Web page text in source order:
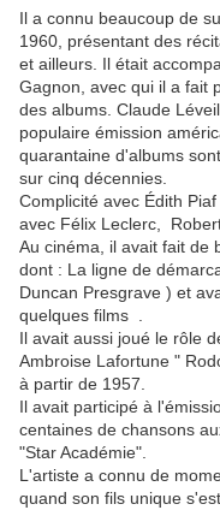
Il a connu beaucoup de
1960, présentant des
et ailleurs. Il était
Gagnon, avec qui il a fait
des albums. Claude
populaire émission
quarantaine d'albums
sur cinq décennies.
Complicité avec Édith
avec Félix Leclerc, Robert
Au cinéma, il avait fait de
dont : La ligne de
Duncan Presgrave ) et
quelques films .
Il avait aussi joué le rôle
Ambroise Lafortune "
à partir de 1957.
Il avait participé à
centaines de chansons
"Star Académie".
L'artiste a connu de
quand son fils unique